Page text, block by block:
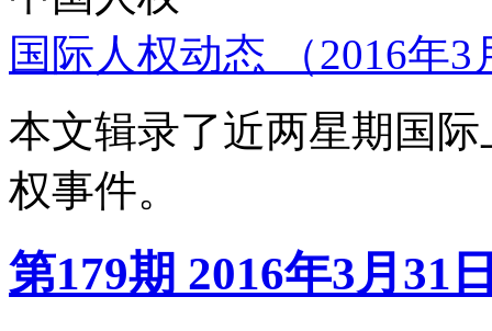
国际人权动态 （2016年
本文辑录了近两星期国
权事件。
第179期 2016年3月31